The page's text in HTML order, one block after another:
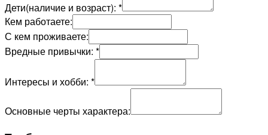
Дети(наличие и возраст): *
Кем работаете:
С кем проживаете:
Вредные привычки: *
Интересы и хобби: *
Основные черты характера: